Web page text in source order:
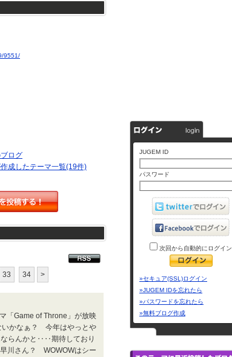
9551/
ログ
成したテーマ一覧(19件)
33 34 >
「Game of Throne」が放映
かなぁ？ 今年はやっとや
ならんかと‥‥期待しており
川さん？ WOWOWはシー
JUGEM ID
パスワード
次回から自動的にログイン
»セキュア(SSL)ログイン
»JUGEM IDを忘れたら
»パスワードを忘れたら
»無料ブログ作成